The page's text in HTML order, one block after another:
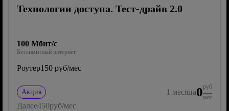
Технологии доступа. Тест-драйв 2.0
100 Мбит/с
Безлимитный интернет
Роутер150 руб/мес
Акция 1 месяца0руб
мес
Далее450руб/мес